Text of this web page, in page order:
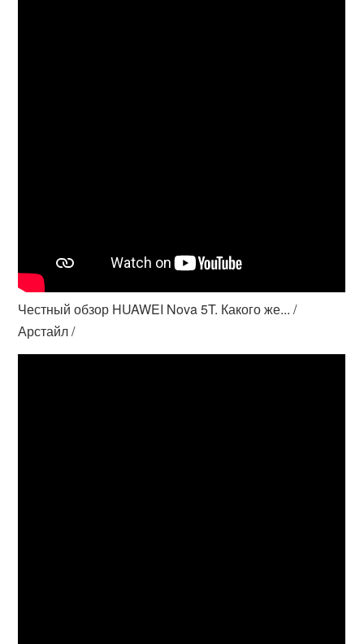
Честный обзор HUAWEI Nova 5T. Какого же... /
Арстайл /